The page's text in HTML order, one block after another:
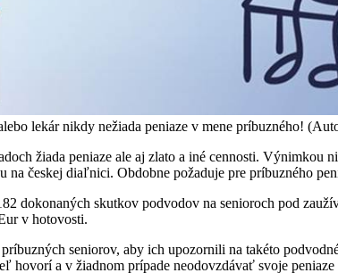
lekár nikdy nežiada peniaze v mene príbuzného!
žiada peniaze ale aj zlato a iné cennosti. Výnimkou
na českej diaľnici. Obdobne požaduje pre príbuzného
dokonaných skutkov podvodov na senioroch pod
v hotovosti.
seniorov, aby ich upozornili na takéto
hovorí a v žiadnom prípade neodovzdávať svoje peniaze